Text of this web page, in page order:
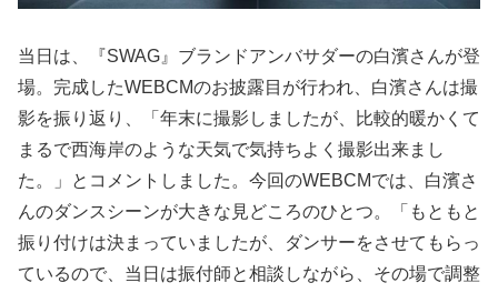
当日は、『SWAG』ブランドアンバサダーの白濱さんが登
場。完成したWEBCMのお披露目が行われ、白濱さんは撮
影を振り返り、「年末に撮影しましたが、比較的暖かくて
まるで西海岸のような天気で気持ちよく撮影出来まし
た。」とコメントしました。今回のWEBCMでは、白濱さ
んのダンスシーンが大きな見どころのひとつ。「もともと
振り付けは決まっていましたが、ダンサーをさせてもらっ
ているので、当日は振付師と相談しながら、その場で調整